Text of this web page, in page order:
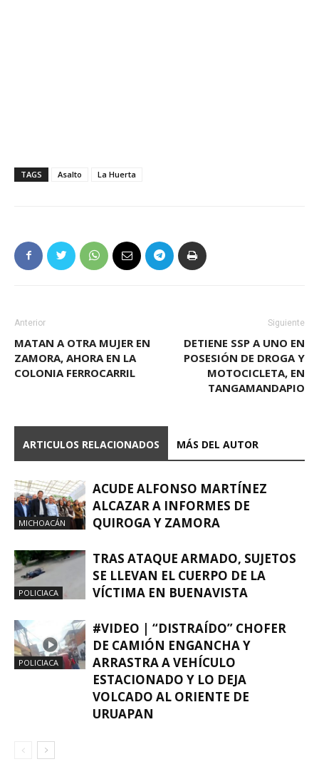
TAGS Asalto La Huerta
Anterior
MATAN A OTRA MUJER EN
ZAMORA, AHORA EN LA
COLONIA FERROCARRIL
Siguiente
DETIENE SSP A UNO EN
POSESIÓN DE DROGA Y
MOTOCICLETA, EN
TANGAMANDAPIO
ARTICULOS RELACIONADOS MÁS DEL AUTOR
MICHOACÁN
ACUDE ALFONSO MARTÍNEZ
ALCAZAR A INFORMES DE
QUIROGA Y ZAMORA
POLICIACA
TRAS ATAQUE ARMADO, SUJETOS
SE LLEVAN EL CUERPO DE LA
VÍCTIMA EN BUENAVISTA
POLICIACA
#VIDEO | “DISTRAÍDO” CHOFER
DE CAMIÓN ENGANCHA Y
ARRASTRA A VEHÍCULO
ESTACIONADO Y LO DEJA
VOLCADO AL ORIENTE DE
URUAPAN